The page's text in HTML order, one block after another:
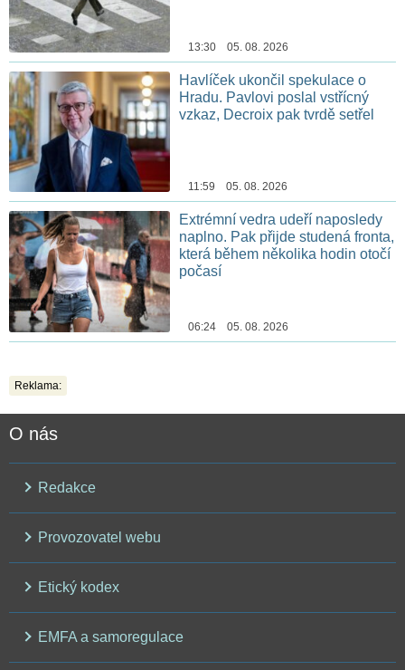
13:30 05. 08. 2026
Havlíček ukončil spekulace o
Hradu. Pavlovi poslal vstřícný
vzkaz, Decroix pak tvrdě setřel
11:59 05. 08. 2026
Extrémní vedra udeří naposledy
naplno. Pak přijde studená fronta,
která během několika hodin otočí
počasí
06:24 05. 08. 2026
Reklama:
O nás
Redakce
Provozovatel webu
Etický kodex
EMFA a samoregulace